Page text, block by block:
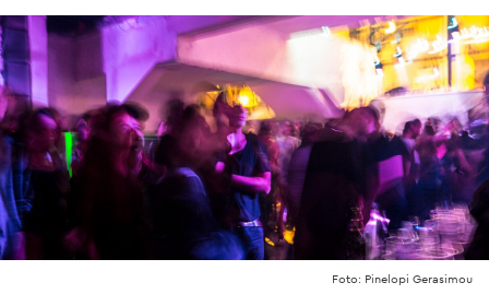
Foto: Pinelopi Gerasimou